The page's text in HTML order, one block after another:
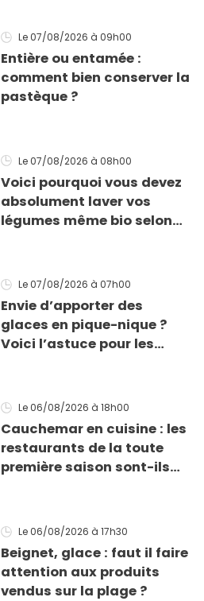
Le 07/08/2026 à 09h00
Entière ou entamée :
comment bien conserver la
pastèque ?
Le 07/08/2026 à 08h00
Voici pourquoi vous devez
absolument laver vos
légumes même bio selon
Le 07/08/2026 à 07h00
Envie d’apporter des
glaces en pique-nique ?
Voici l’astuce pour les
ne fondent !
Le 06/08/2026 à 18h00
Cauchemar en cuisine : les
restaurants de la toute
première saison sont-ils
Le 06/08/2026 à 17h30
Beignet, glace : faut il faire
attention aux produits
vendus sur la plage ?